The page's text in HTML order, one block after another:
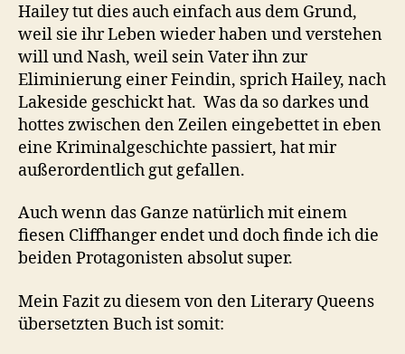
Hailey tut dies auch einfach aus dem Grund,
weil sie ihr Leben wieder haben und verstehen
will und Nash, weil sein Vater ihn zur
Eliminierung einer Feindin, sprich Hailey, nach
Lakeside geschickt hat. Was da so darkes und
hottes zwischen den Zeilen eingebettet in eben
eine Kriminalgeschichte passiert, hat mir
außerordentlich gut gefallen.
Auch wenn das Ganze natürlich mit einem
fiesen Cliffhanger endet und doch finde ich die
beiden Protagonisten absolut super.
Mein Fazit zu diesem von den Literary Queens
übersetzten Buch ist somit: